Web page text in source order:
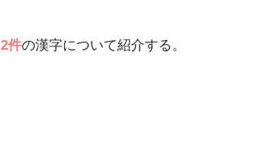
2件の漢字について紹介する。